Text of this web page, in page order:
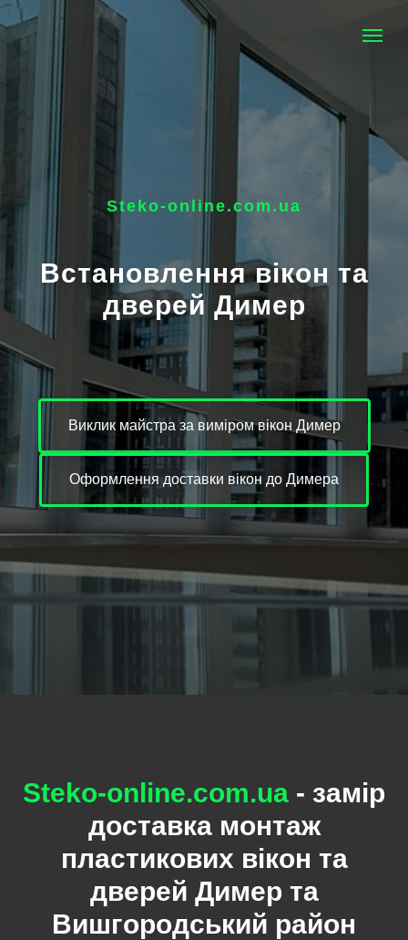
Steko-online.com.ua
Встановлення вікон та
дверей Димер
Виклик майстра за виміром вікон Димер
Оформлення доставки вікон до Димера
Steko-online.com.ua - замір
доставка монтаж
пластикових вікон та
дверей Димер та
Вишгородський район